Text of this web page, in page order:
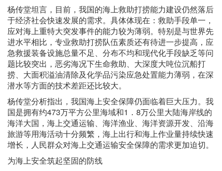
杨传堂坦言，目前，我国的海上救助打捞能力建设仍然落后
于经济社会快速发展的需求。具体体现在：救助手段单一，
应对海上重特大突发事件的能力较为薄弱。特别是与世界先
进水平相比，专业救助打捞队伍素质还有待进一步提高，应
急救援装备设施总量不足、分布不均和现代化手段缺乏等问
题比较突出，恶劣海况下生命救助、大深度大吨位沉船打
捞、大面积溢油清除及化学品污染应急处置能力薄弱，在深
潜水等方面的技术差距还比较大。
杨传堂分析指出，我国海上安全保障仍面临着巨大压力。我
国是拥有约473万平方公里海域和1．8万公里大陆海岸线的
海洋大国，海上交通运输、海洋渔业、海洋资源开发、沿海
旅游等用海活动十分频繁，海上出行和海上作业量持续快速
增长，人民群众对海上交通运输安全保障的需求更加迫切。
为海上安全筑起坚固的防线